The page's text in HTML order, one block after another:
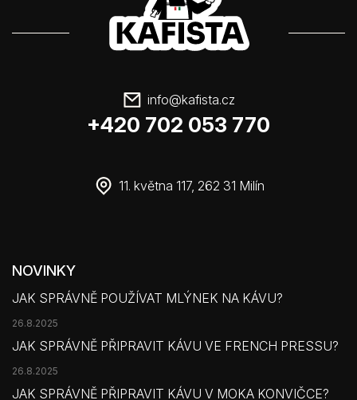
info@kafista.cz
+420 702 053 770
11. května 117, 262 31 Milín
NOVINKY
JAK SPRÁVNĚ POUŽÍVAT MLÝNEK NA KÁVU?
26.8.2025
JAK SPRÁVNĚ PŘIPRAVIT KÁVU VE FRENCH PRESSU?
26.8.2025
JAK SPRÁVNĚ PŘIPRAVIT KÁVU V MOKA KONVIČCE?